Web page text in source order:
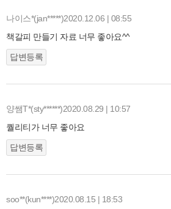
나이스*(jan*****)2020.12.06 | 08:55
책갈피 만들기 자료 너무 좋아요^^
답변등록
양쌤T*(sty******)2020.08.29 | 10:57
퀄리티가 너무 좋아요
답변등록
soo**(kun****)2020.08.15 | 18:53